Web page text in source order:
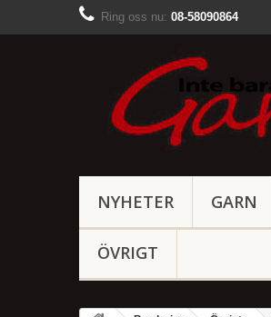
Ring oss nu: 08-58090864
NYHETER GARN
ÖVRIGT